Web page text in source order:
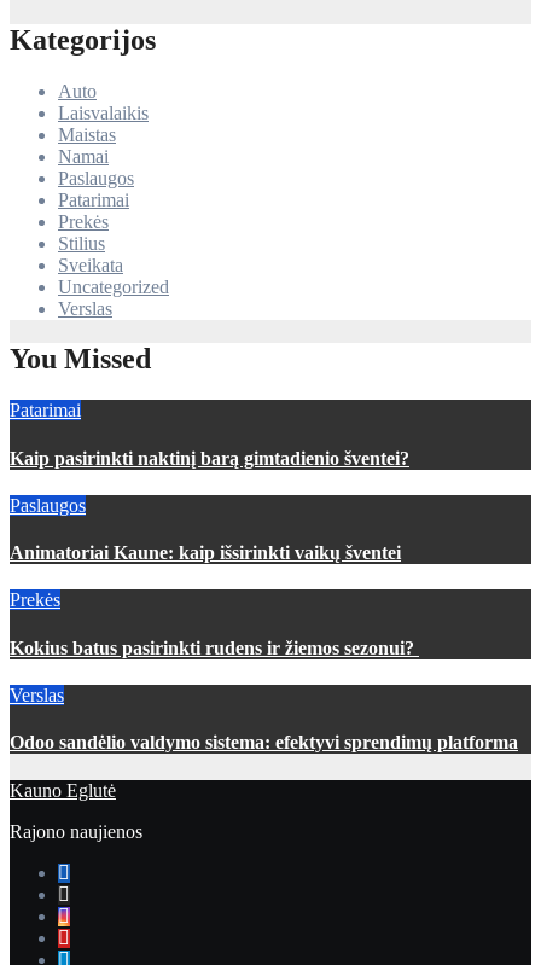
Kategorijos
Auto
Laisvalaikis
Maistas
Namai
Paslaugos
Patarimai
Prekės
Stilius
Sveikata
Uncategorized
Verslas
You Missed
Patarimai
Kaip pasirinkti naktinį barą gimtadienio šventei?
Paslaugos
Animatoriai Kaune: kaip išsirinkti vaikų šventei
Prekės
Kokius batus pasirinkti rudens ir žiemos sezonui?
Verslas
Odoo sandėlio valdymo sistema: efektyvi sprendimų platforma
Kauno Eglutė
Rajono naujienos